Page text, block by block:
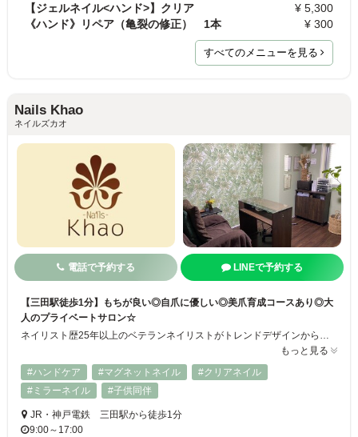
【ジェルネイル<ハンド>】クリア
¥ 5,300
《ハンド》リペア（亀裂の修正） 1本
¥ 300
すべてのメニューを見る
Nails Khao
ネイルズカオ
電話で予約する LINEで予約する
【三田駅徒歩1分】もちが良い◎自爪に優しい◎美爪育成コースあり◎大
人のプライベートサロン☆
もっと見る
#ハンドケア
#マグネットネイル
#クリアネイル
#ミラーネイル
#子供同伴
JR・神戸電鉄 三田駅から徒歩1分
9:00～17:00